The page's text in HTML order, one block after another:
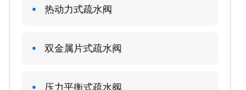
热动力式疏水阀
双金属片式疏水阀
压力平衡式疏水阀